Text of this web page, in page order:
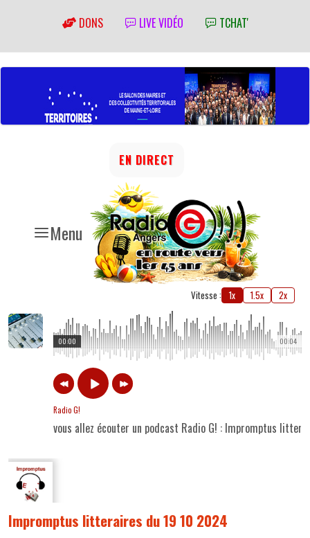
DONS LIVE VIDÉO TCHAT'
Menu
EN DIRECT
Vitesse : 1x 1.5x 2x
00:04
00:00
Radio G!
vous allez écouter un podcast Radio G! : Impromptus
Impromptus litteraires du 19 10 2024